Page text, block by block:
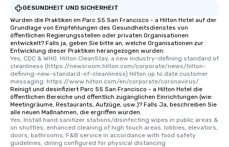
GESUNDHEIT UND SICHERHEIT
Wurden die Praktiken im Parc 55 San Francisco - a Hilton Hotel auf der
Grundlage von Empfehlungen des Gesundheitsdienstes von
öffentlichen Regierungsstellen oder privaten Organisationen
entwickelt? Falls ja, geben Sie bitte an, welche Organisationen zur
Entwicklung dieser Praktiken herangezogen wurden:
Yes, CDC & WHO. Hilton CleanStay, a new industry-defining standard of
cleanliness (https://newsroom.hilton.com/corporate/news/hilton-
defining-new-standard-of-cleanliness) Hilton up to date customer
messaging: https://www.hilton.com/en/corporate/coronavirus/
Reinigt und desinfiziert Parc 55 San Francisco - a Hilton Hotel die
öffentlichen Bereiche und öffentlich zugänglichen Einrichtungen (wie:
Meetingräume, Restaurants, Aufzüge, usw.)? Falls Ja, beschreiben Sie
alle neuen Maßnahmen, die ergriffen wurden.
Yes, Install hand sanitizer stations/disinfecting wipes in public areas &
on shuttles; enhanced cleaning of high touch areas, lobbies, elevators,
doors, bathrooms; F&B service in accordance with food safety
guidelines, dining configured for physical distancing